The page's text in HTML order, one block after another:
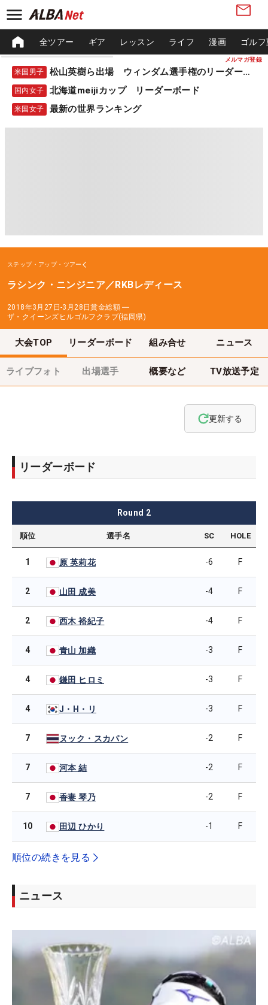
メルマガ登録
全ツアー ギア レッスン ライフ 漫画 ゴル
米国男子 松山英樹ら出場 ウィンダム選手権のリーダーボード
国内女子 北海道meijiカップ リーダーボード
米国女子 最新の世界ランキング
ステップ・アップ・ツアー
ラシンク・ニンジニア／RKBレディース
2018年3月27日-3月28日賞金総額 ―
ザ・クイーンズヒルゴルフクラブ(福岡県)
大会TOP リーダーボード 組み合せ ニュース
ライブフォト 出場選手 概要など TV放送予定
更新する
リーダーボード
Round 2
順位 選手名 SC HOLE
1 原 英莉花 -6 F
2 山田 成美 -4 F
2 西木 裕紀子 -4 F
4 青山 加織 -3 F
4 鎌田 ヒロミ -3 F
4 J・H・リ -3 F
7 ヌック・スカパン -2 F
7 河本 結 -2 F
7 香妻 琴乃 -2 F
10 田辺 ひかり -1 F
順位の続きを見る
ニュース